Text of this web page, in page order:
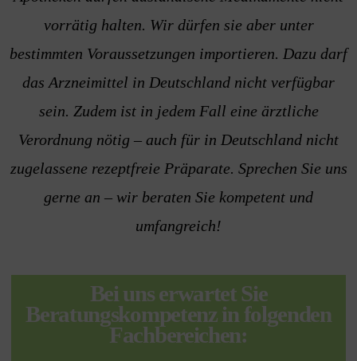
vorrätig halten. Wir dürfen sie aber unter
bestimmten Voraussetzungen importieren. Dazu darf
das Arzneimittel in Deutschland nicht verfügbar
sein. Zudem ist in jedem Fall eine ärztliche
Verordnung nötig – auch für in Deutschland nicht
zugelassene rezeptfreie Präparate. Sprechen Sie uns
gerne an – wir beraten Sie kompetent und
umfangreich!
Bei uns erwartet Sie
Beratungskompetenz in folgenden
Fachbereichen: